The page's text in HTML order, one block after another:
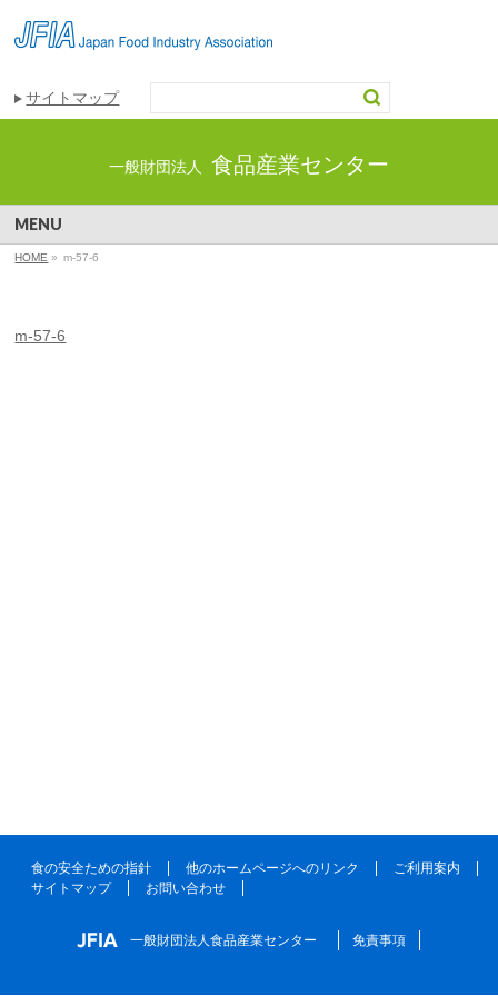
サイトマップ
一般財団法人 食品産業センター
MENU
HOME » m-57-6
m-57-6
食の安全ための指針 他のホームページへのリンク
ご利用案内
サイトマップ
お問い合わせ
一般財団法人食品産業センター 免責事項